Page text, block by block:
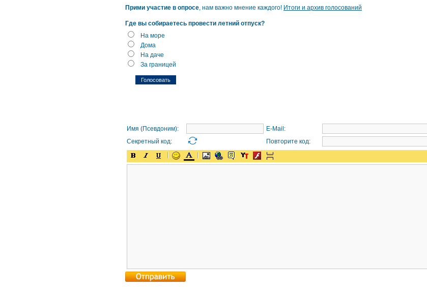
Прими участие в опросе, нам важно мнение каждого! Итоги и архив голосований
Где вы собираетесь провести летний отпуск?
На море
Дома
На даче
За границей
Имя (Псевдоним):
E-Mail:
Секретный код:
Повторите код: